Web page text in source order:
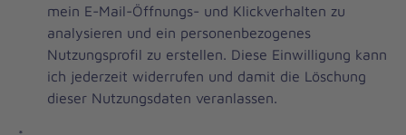
Checkbox
mein E-Mail-Öffnungs- und Klickverhalten zu
analysieren und ein personenbezogenes
Nutzungsprofil zu erstellen. Diese Einwilligung kann
ich jederzeit widerrufen und damit die Löschung
dieser Nutzungsdaten veranlassen.